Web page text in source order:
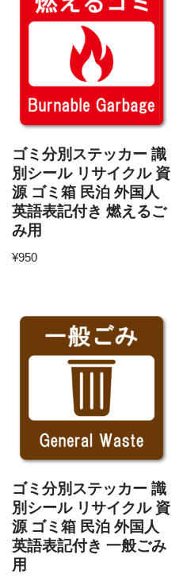
ゴミ分別ステッカー 識
別シール リサイクル 資
源 ゴミ箱 民泊 外国人
英語表記付き 燃えるご
み用
¥950
ゴミ分別ステッカー 識
別シール リサイクル 資
源 ゴミ箱 民泊 外国人
英語表記付き 一般ごみ
用